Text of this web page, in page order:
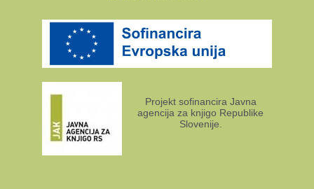
Projekt sofinancira Javna
agencija za knjigo Republike
Slovenije.